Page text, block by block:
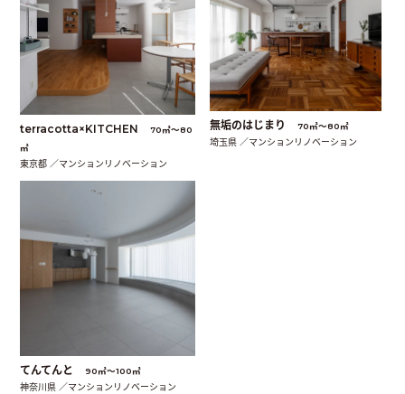
terracotta×KITCHEN
70㎡〜80
㎡
東京都 ／マンションリノベーション
無垢のはじまり 70㎡〜80㎡
埼玉県 ／マンションリノベーション
てんてんと 90㎡〜100㎡
神奈川県 ／マンションリノベーション